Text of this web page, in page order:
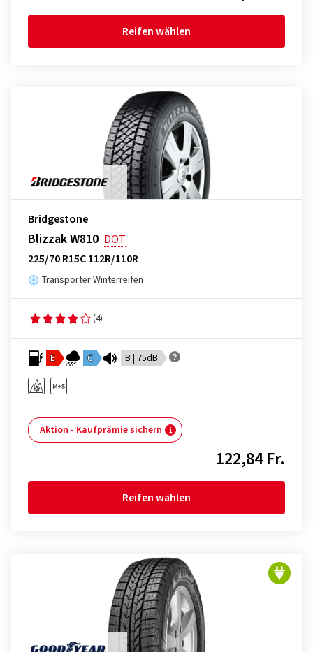
Reifen wählen
Bridgestone
Blizzak W810 DOT
225/70 R15C 112R/110R
Transporter Winterreifen
(4)
E C B | 75dB
Aktion - Kaufprämie sichern
122,84 Fr.
Reifen wählen